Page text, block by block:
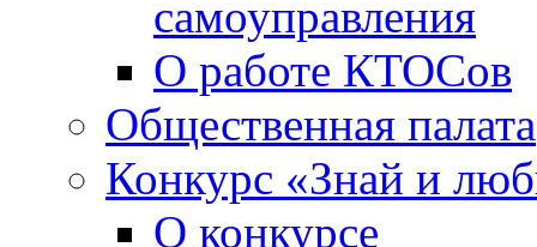
самоуправления
О работе КТОСов
Общественная палата
Конкурс «Знай и
О конкурсе